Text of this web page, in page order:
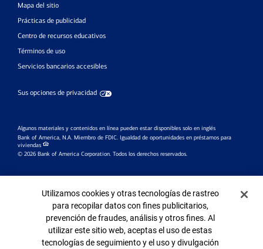
Mapa del sitio
Prácticas de publicidad
Centro de recursos educativos
Términos de uso
Servicios bancarios accesibles
Sus opciones de privacidad
Algunos materiales y contenidos en línea pueden estar disponibles solo en inglés
Bank of America, N.A. Miembro de FDIC. Igualdad de oportunidades en préstamos para
viviendas
© 2026 Bank of America Corporation. Todos los derechos reservados.
Are Not
FDIC Insured
Are Not
Bank
Guaranteed
May Lose
Value
Bank of America y sus afiliadas no proporcionan asesoramiento legal, fiscal o contable.
Banner de Cookies
Utilizamos cookies y otras tecnologías de rastreo
para recopilar datos con fines publicitarios,
prevención de fraudes, análisis y otros fines. Al
utilizar este sitio web, aceptas el uso de estas
tecnologías de seguimiento y el uso y divulgación